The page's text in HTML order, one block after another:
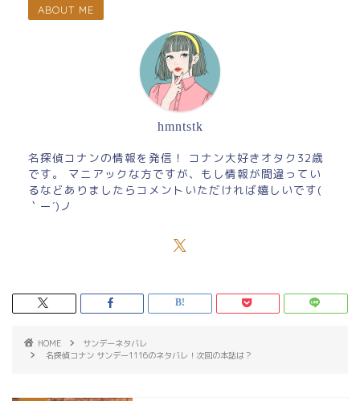
ABOUT ME
hmntstk
名探偵コナンの情報を発信！ コナン大好きオタク32歳
です。 マニアックな方ですが、もし情報が間違ってい
るなどありましたらコメントいただければ嬉しいです(
｀ー´)ノ
HOME
サンデーネタバレ
名探偵コナン サンデー1116のネタバレ！次回の本誌は？